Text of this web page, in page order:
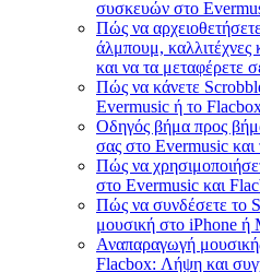
συσκευών στο
Πώς να
άλμπουμ, καλλιτέχνες
και να τα μεταφέρετε
Πώς να κάνετε
Evermusic ή το
Οδηγός βήμα προς
σας στο Evermusic
Πώς να
στο Evermusic και
Πώς να συνδέσετε το
μουσική στο iPhone ή
Αναπαραγωγή
Flacbox: Λήψη και